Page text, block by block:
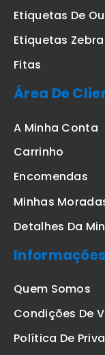
Etiquetas De
Etiquetas Zebra
Fitas
Área De
A Minha Conta
Carrinho
Encomendas
Minhas
Detalhes Da
Informações
Quem Somos
Condições De
Política De